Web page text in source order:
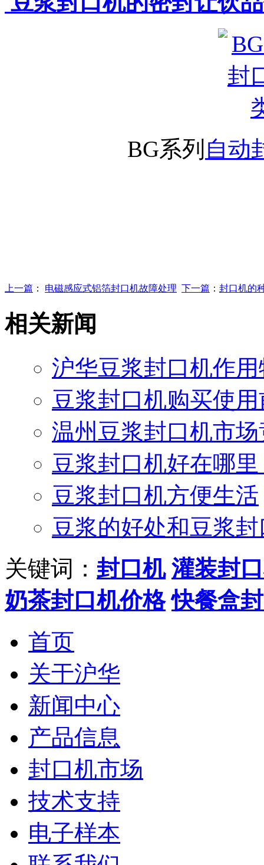
BG系列 自动
上一篇 ： 电磁感应式铝箔封口机故障处理 下一篇 ： 封口机的
相关新闻
沪华豆浆封口机作
豆浆封口机购买使
温州豆浆封口机市
豆浆封口机好在哪里
豆浆封口机方便生活
豆浆的好处和豆浆
关键词： 封口机 灌装封
奶茶封口机价格 快餐盒
首页
关于沪华
新闻中心
产品信息
封口机市场
技术支持
电子样本